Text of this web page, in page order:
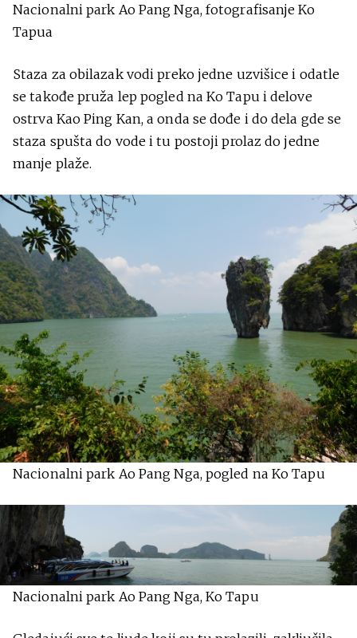
Nacionalni park Ao Pang Nga, fotografisanje Ko
Tapua
Staza za obilazak vodi preko jedne uzvišice i odatle
se takođe pruža lep pogled na Ko Tapu i delove
ostrva Kao Ping Kan, a onda se dođe i do dela gde se
staza spušta do vode i tu postoji prolaz do jedne
manje plaže.
Nacionalni park Ao Pang Nga, pogled na Ko Tapu
Nacionalni park Ao Pang Nga, Ko Tapu